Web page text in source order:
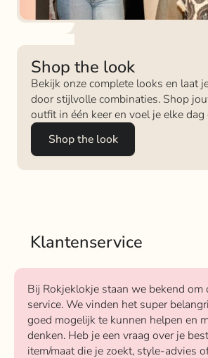
Shop the look
Bekijk onze complete looks en laat
door stijlvolle combinaties. Shop
outfit in één keer en voel je elke dag
Shop the look
Klantenservice
Bij Rokjeklokje staan we bekend om
service. We vinden het super
goed mogelijk te kunnen helpen en
denken. Heb je een vraag over je
item/maat die je zoekt, style-advies